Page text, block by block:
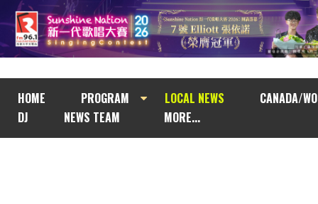
HOME PROGRAM LOCAL NEWS
CANADA/
DJ
NEWS TEAM MORE...